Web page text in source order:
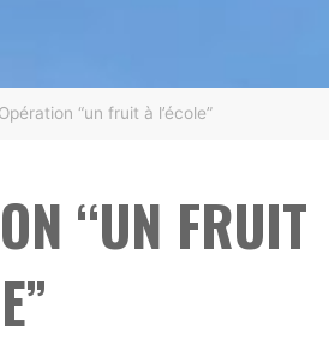
Opération “un fruit à l’école”
“UN FRUIT